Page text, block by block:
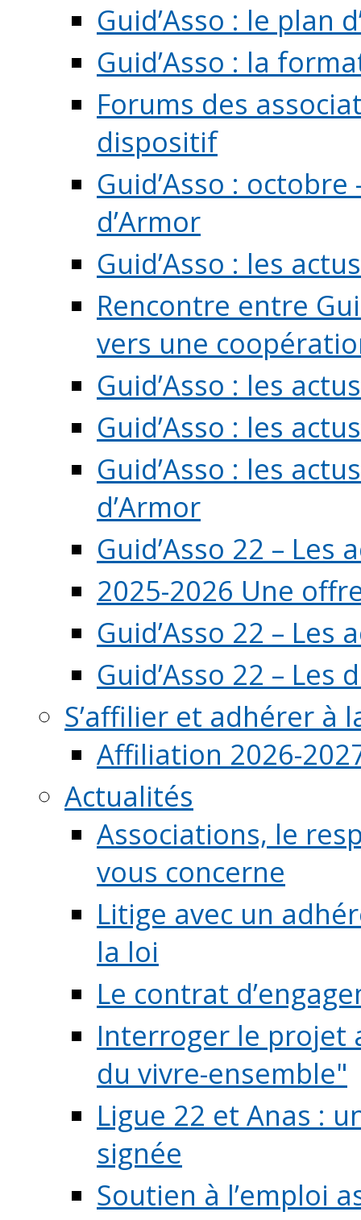
Guid’Asso : le plan
Guid’Asso : la
Forums des
dispositif
Guid’Asso :
d’Armor
Guid’Asso : les
Rencontre entre
vers une
Guid’Asso : les
Guid’Asso : les
Guid’Asso : les
d’Armor
Guid’Asso 22 – Les
2025-2026 Une
Guid’Asso 22 –
Guid’Asso 22 – Les
S’affilier et adhérer à
Affiliation 2026-
Actualités
Associations, le
vous concerne
Litige avec un
la loi
Le contrat
Interroger le projet
du vivre-ensemble"
Ligue 22 et Anas :
signée
Soutien à l’emploi